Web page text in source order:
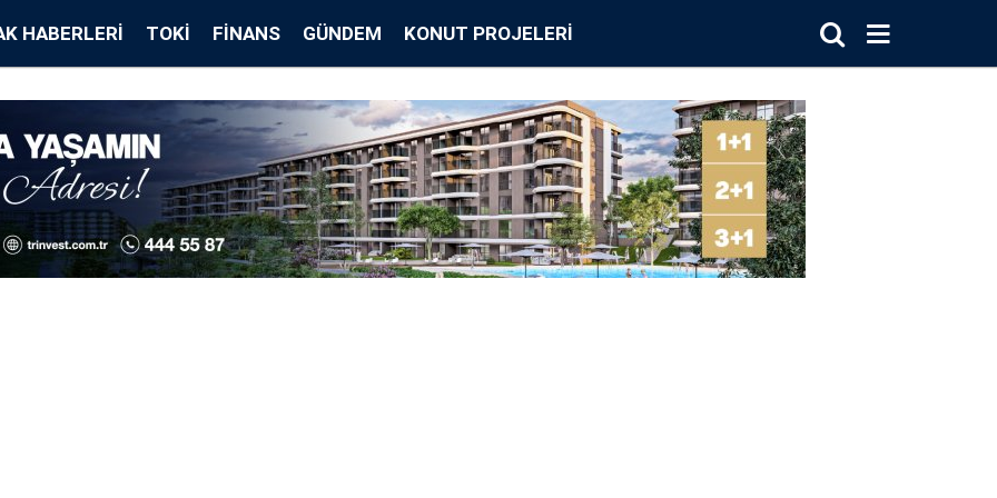
HABERLERI TOKİ FINANS GÜNDEM KONUT PROJELERI